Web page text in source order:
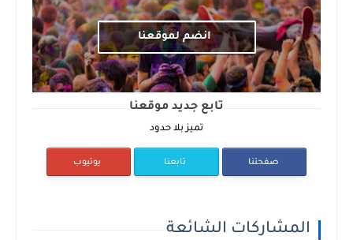
انضم لموقعنا
تابع جديد موقعنا
تميز بلا حدود
صفحتنا تابعنا يوتيوب
المشاركات الشائعة